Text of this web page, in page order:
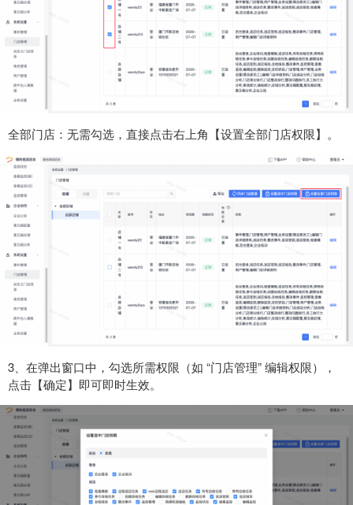
全部门店：无需勾选，直接点击右上角【设置全部门店权限】。
3、在弹出窗口中，勾选所需权限（如 “门店管理” 编辑权限），
点击【确定】即可即时生效。